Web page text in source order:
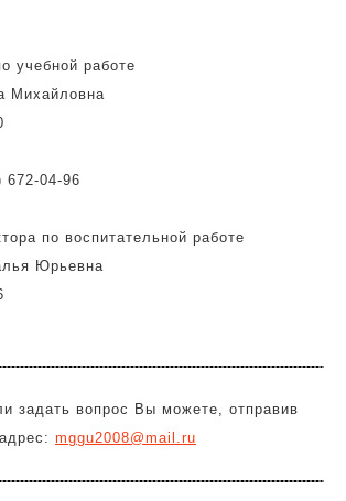
учебной работе
Михайловна
04-96
по воспитательной работе
Юрьевна
задать вопрос Вы можете, отправив
mggu2008@mail.ru